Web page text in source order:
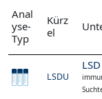
Anal
yse-
Typ
Kürz
el
LSDU
LSD